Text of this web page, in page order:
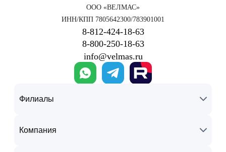
ООО «ВЕЛМАС»
ИНН/КПП 7805642300/783901001
8‑812‑424‑18‑63
8‑800‑250‑18‑63
info@velmas.ru
Филиалы
Компания